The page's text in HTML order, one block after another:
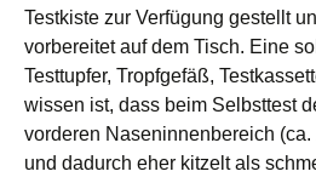
Testkiste zur Verfügung gestellt
vorbereitet auf dem Tisch. Eine
Testtupfer, Tropfgefäß,
wissen ist, dass beim Selbsttest
vorderen Naseninnenbereich
und dadurch eher kitzelt als